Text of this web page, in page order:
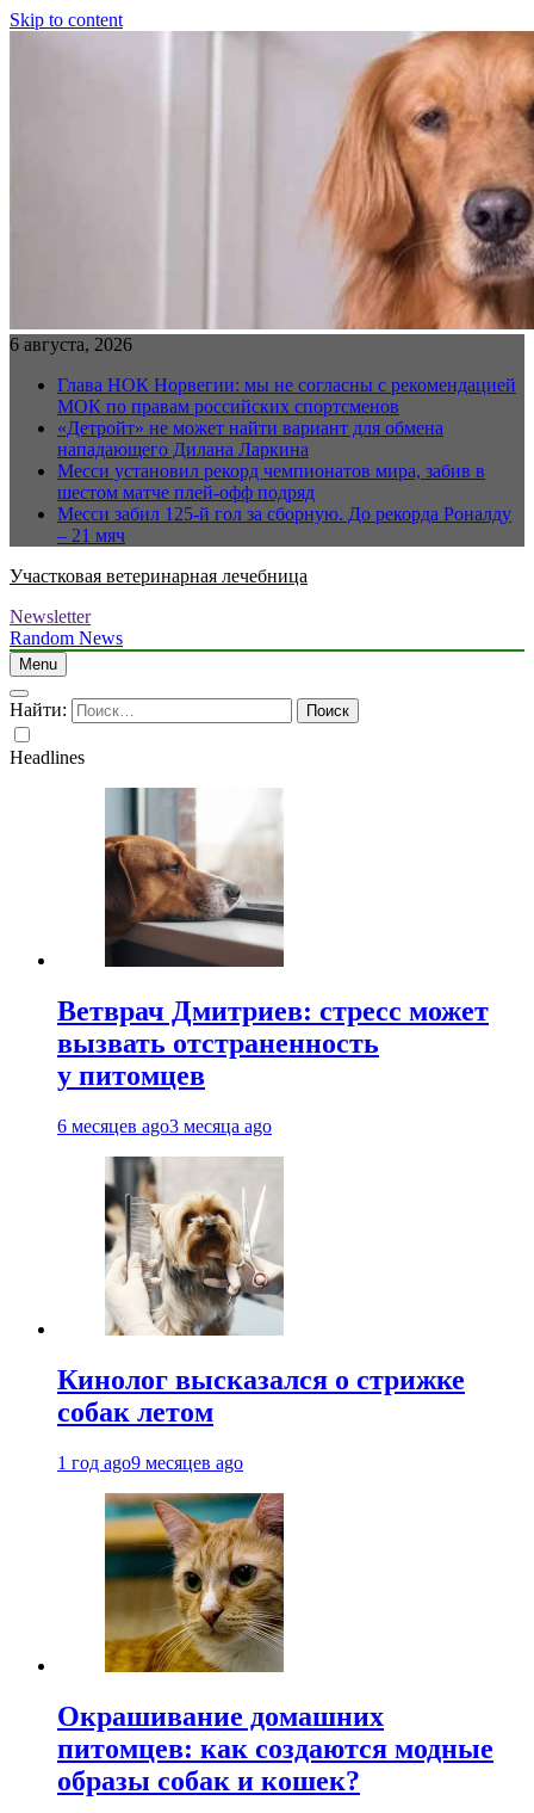
Skip to content
6 августа, 2026
Глава НОК Норвегии: мы не согласны с рекомендацией
МОК по правам российских спортсменов
«Детройт» не может найти вариант для обмена
нападающего Дилана Ларкина
Месси установил рекорд чемпионатов мира, забив в
шестом матче плей‑офф подряд
Месси забил 125-й гол за сборную. До рекорда Роналду
– 21 мяч
Участковая ветеринарная лечебница
Newsletter
Random News
Menu
Найти:
Headlines
Ветврач Дмитриев: стресс может
вызвать отстраненность
у питомцев
6 месяцев ago3 месяца ago
Кинолог высказался о стрижке
собак летом
1 год ago9 месяцев ago
Окрашивание домашних
питомцев: как создаются модные
образы собак и кошек?